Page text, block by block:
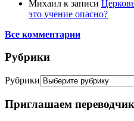
Михаил к записи
это учение опасно?
Все комментарии
Рубрики
Рубрики
Приглашаем